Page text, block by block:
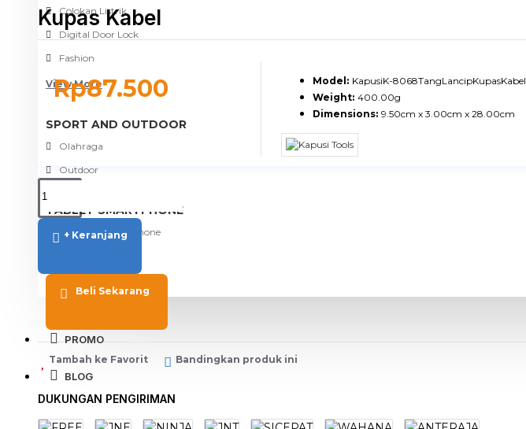
Colokan Listrik
Digital Door Lock
Fashion
View More
SPORT AND OUTDOOR
Olahraga
Outdoor
TABLET SMARTPHONE
Aksesoris Smartphone
PROMO
BLOG
Kupas Kabel
Rp87.500 Model: KapusiK-8068TangLancipKupasKabel
Weight: 400.00g
Dimensions: 9.50cm x 3.00cm x 28.00cm
+ Keranjang
Beli Sekarang
Tambah ke Favorit Bandingkan produk ini
DUKUNGAN PENGIRIMAN